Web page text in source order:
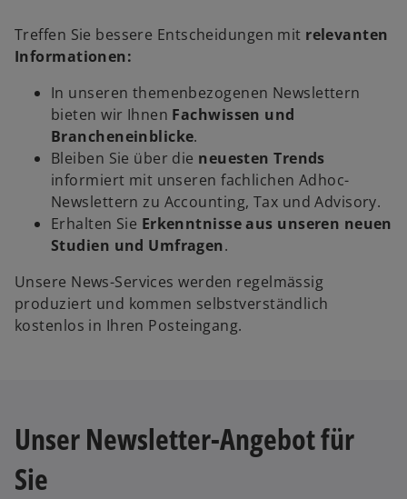
Treffen Sie bessere Entscheidungen mit relevanten
Informationen:
In unseren themenbezogenen Newslettern
bieten wir Ihnen Fachwissen und
Brancheneinblicke.
Bleiben Sie über die neuesten Trends
informiert mit unseren fachlichen Adhoc-
Newslettern zu Accounting, Tax und Advisory.
Erhalten Sie Erkenntnisse aus unseren neuen
Studien und Umfragen.
Unsere News-Services werden regelmässig
produziert und kommen selbstverständlich
kostenlos in Ihren Posteingang.
Unser Newsletter-Angebot für
Sie